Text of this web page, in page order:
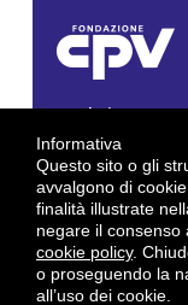
Via Gioacchino
Tel. 0444/960500 -
C.F. e P. IVA:
E-mail:
E-mail certificata
byGruppo 4 srl
Informativa
Questo sito o gli
avvalgono di
finalità illustrate
negare il consenso
cookie policy.
o proseguendo la
all’uso dei cookie.